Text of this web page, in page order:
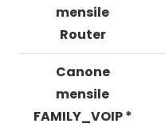
mensile
Router
Canone
mensile
FAMILY_VOIP *